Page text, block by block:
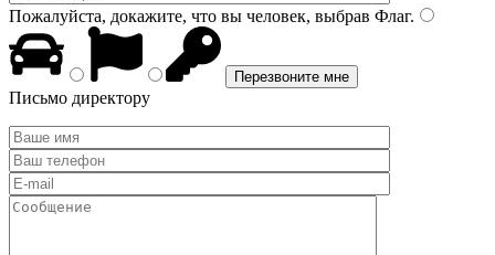
Пожалуйста, докажите, что вы человек, выбрав Флаг.
Письмо директору